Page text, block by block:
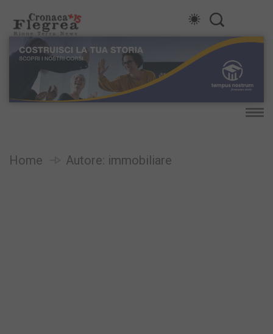
Home Autore: immobiliare